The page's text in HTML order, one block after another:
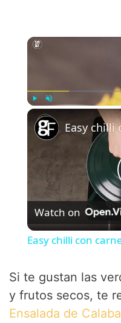
Easy chilli
Watch on
Easy chilli con
Si te gustan las
y frutos secos, te
Ensalada de